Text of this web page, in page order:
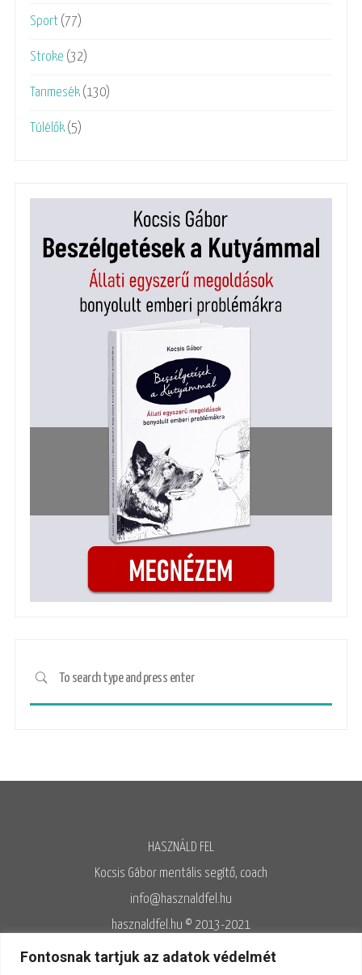
Fontosnak tartjuk az adatok védelmét
Sport (77)
Stroke (32)
Tanmesék (130)
Túlélők (5)
HASZNÁLD FEL
Kocsis Gábor mentális segítő, coach
info@hasznaldfel.hu
hasznaldfel.hu © 2013-2021
Írásaim szerzői jogi védelem alatt állnak, felhasználásuk kizárólag az